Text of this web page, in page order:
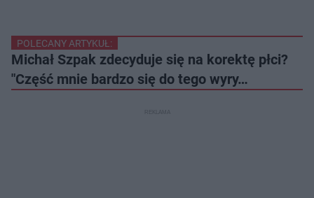
POLECANY ARTYKUŁ:
Michał Szpak zdecyduje się na korektę płci?
"Część mnie bardzo się do tego wyry…